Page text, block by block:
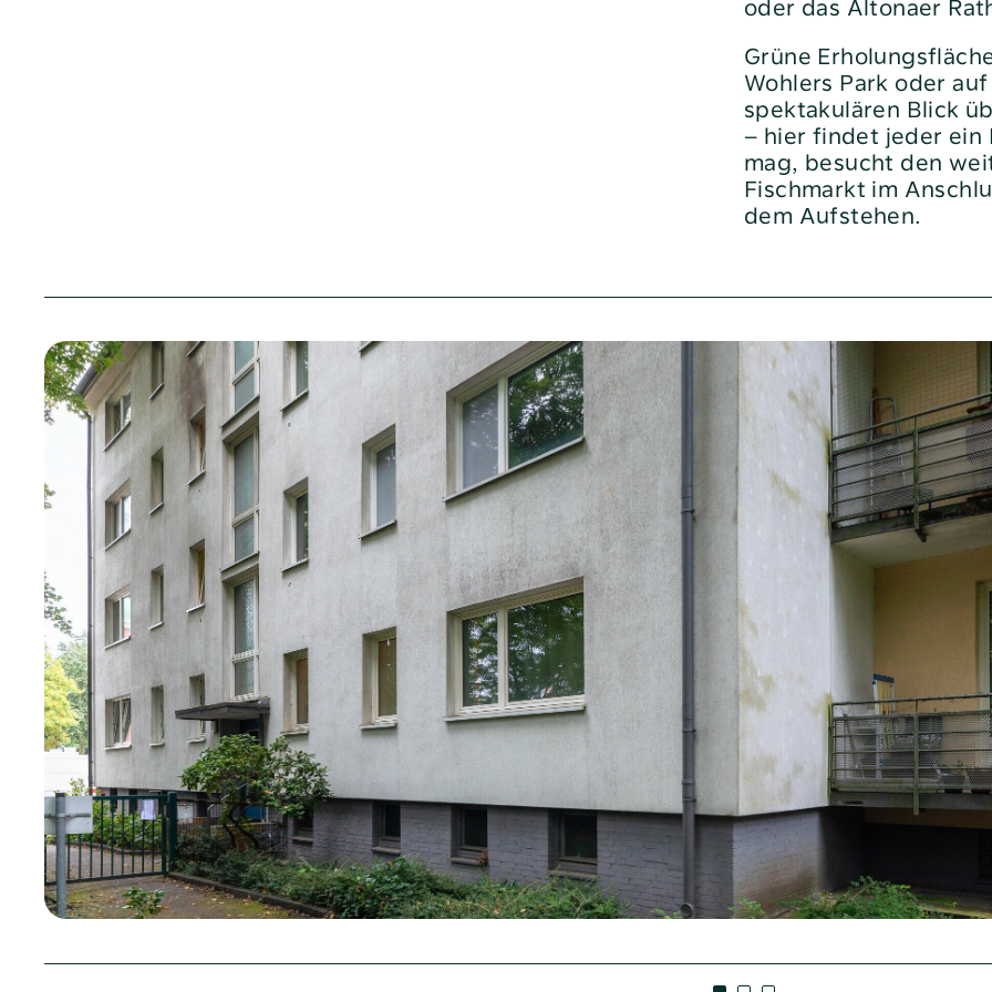
Heizen und Energie sparen
Nachbarn helfen
Sie möchten sich beschweren?
Soziale Beratung
Veränderungen beim
Kabelfernsehen
Genossenschaftsorgane
Vertreterversammlung
altoba Natur
Nachhaltigkeitsbericht
Stiftung
Unsere Geschichte
Ausbildung
Praktikum
Geschäftsberichte
Neuigkeiten
Pressemitteilungen
Freiwillige
Nachbar­schaftstreff
Bahrenfelder Dreieck
Nachbarschaftstreff Bornheide
Nachbarschaftstreff
Harmsenstraße
Nachbarschaftstreff
Schnellstraße
Mitglied werden & werben
Allgemein/altoba-Service
Beschwerdemanagement
Kommunikation/Pressekontakt
MIA Miteinander aktiv e.V.
Mietercentrum
Notdienstzentrale
Personalabteilung
oder das Altonaer
Grüne
Wohlers Park oder
spektakulären Blick
– hier findet jeder ein
mag, besucht den
Fischmarkt im
dem Aufstehen.